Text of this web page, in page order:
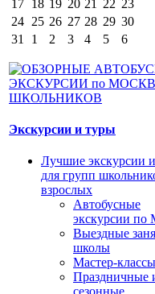
17 18 19 20 21 22 23
24 25 26 27 28 29 30
31
1 2 3 4 5 6
Экскурсии и туры
Лучшие экскурсии
для групп
взрослых
Автобусные
экскурсии по
Выездные
школы
Мастер-классы
Праздничные
сезонные